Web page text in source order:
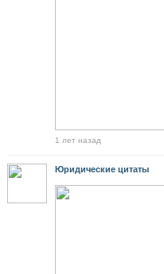
1 лет назад
Юридические цитаты